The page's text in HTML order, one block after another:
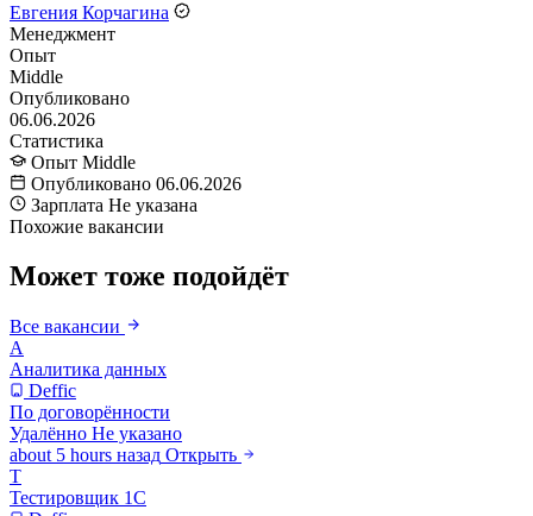
Евгения Корчагина
Менеджмент
Опыт
Middle
Опубликовано
06.06.2026
Статистика
Опыт Middle
Опубликовано 06.06.2026
Зарплата Не указана
Похожие вакансии
Может тоже подойдёт
Все вакансии
А
Аналитика данных
Deffic
По договорённости
Удалённо Не указано
about 5 hours назад Открыть
Т
Тестировщик 1С